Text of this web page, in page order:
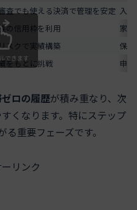
査でも使える決済で管理を安定 入
の信用枠を利用
家
スクで実績構築
保
をもとに挑戦 申
できます
ロの履歴が積み重なり、次
くなります。特にステップ
る重要フェーズです。
リンク